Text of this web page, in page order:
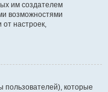
им создателем
возможностями
от настроек,
пользователей), которые